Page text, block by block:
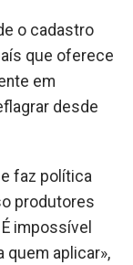
o cadastro
que oferece
em
desde
faz política
produtores
impossível
quem aplicar»,